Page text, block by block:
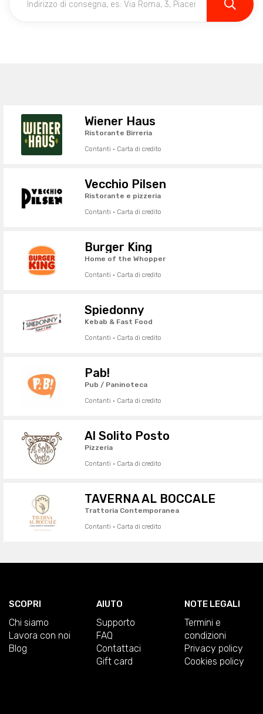
Wiener Haus
Ristorante Birreria
Contanti · Carta di credito
Vecchio Pilsen
Ristorante e pizzeria
Contanti · Carta di credito
Burger King
Home of the Whopper
Contanti · Carta di credito
Spiedonny
Kebab & Fast Food
Contanti · Carta di credito
Pab!
Pub / Paninoteca
Contanti · Carta di credito
Al Solito Posto
Pizzeria
Contanti · Carta di credito
TAVERNA AL BOCCALE
Trattoria Contemporanea
Contanti · Carta di credito
SCOPRI
Chi siamo
Lavora con noi
Blog
AIUTO
Supporto
FAQ
Contattaci
Gift card
NOTE LEGALI
Termini e
condizioni
Privacy policy
Cookies policy